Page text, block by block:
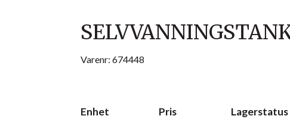
Varenr: 674448
Enhet Pris Lagerstatus